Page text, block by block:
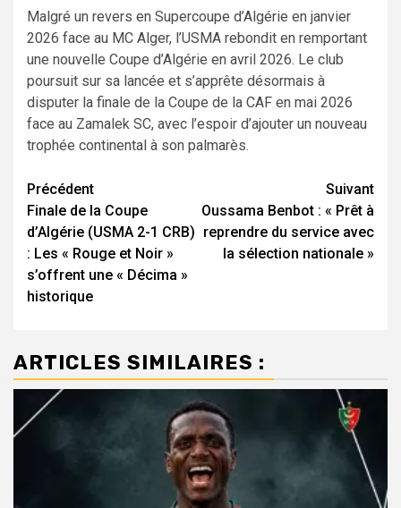
Malgré un revers en Supercoupe d’Algérie en janvier
2026 face au MC Alger, l’USMA rebondit en remportant
une nouvelle Coupe d’Algérie en avril 2026. Le club
poursuit sur sa lancée et s’apprête désormais à
disputer la finale de la Coupe de la CAF en mai 2026
face au Zamalek SC, avec l’espoir d’ajouter un nouveau
trophée continental à son palmarès.
Navigation
d’article
Précédent
Finale de la Coupe
d’Algérie (USMA 2-1 CRB)
: Les « Rouge et Noir »
s’offrent une « Décima »
historique
Suivant
Oussama Benbot : « Prêt à
reprendre du service avec
la sélection nationale »
ARTICLES SIMILAIRES :